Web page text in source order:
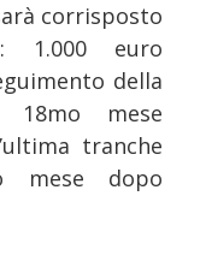
corrisposto
1.000 euro
della
mese
tranche
mese dopo